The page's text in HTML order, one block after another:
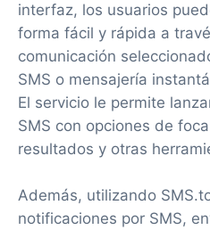
interfaz, los usuarios
forma fácil y rápida a
comunicación
SMS o mensajería
El servicio le permite
SMS con opciones de
resultados y otras
Además, utilizando
notificaciones por SMS,